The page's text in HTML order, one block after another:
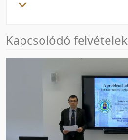
Kapcsolódó felvételek